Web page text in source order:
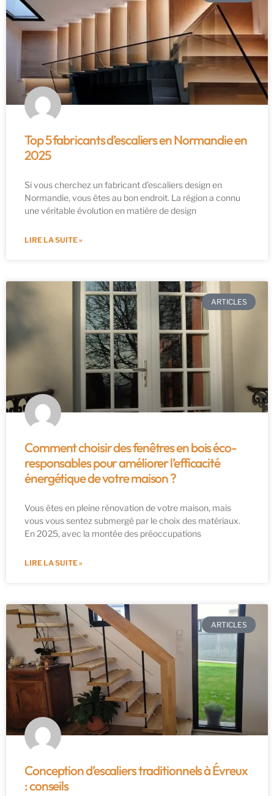
Top 5 fabricants d’escaliers en Normandie en
2025
Si vous cherchez un fabricant d’escaliers design en
Normandie, vous êtes au bon endroit. La région a connu
une véritable évolution en matière de design
LIRE LA SUITE »
ARTICLES
Comment choisir des fenêtres en bois éco-
responsables pour améliorer l’efficacité
énergétique de votre maison ?
Vous êtes en pleine rénovation de votre maison, mais
vous vous sentez submergé par le choix des matériaux.
En 2025, avec la montée des préoccupations
LIRE LA SUITE »
ARTICLES
Conception d’escaliers traditionnels à Évreux
: conseils